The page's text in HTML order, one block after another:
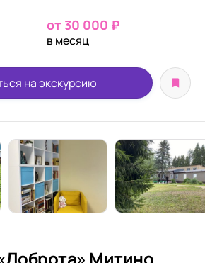
от 30 000 ₽
в месяц
на экскурсию